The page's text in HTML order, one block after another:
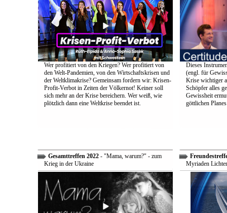
Wer profitiert von den Kriegen? Wer profitiert von
den Welt-Pandemien, von den Wirtschaftskrisen und
der Weltklimakrise? Gemeinsam fordern wir: Krisen-
Profit-Verbot in Zeiten der Völkernot! Keiner soll
sich mehr an der Krise bereichern. Wer weiß, wie
plötzlich dann eine Weltkrise beendet ist.
Dieses
(engl. für
Krise wichtiger
Schöpfer alles
Gewissheit
göttlichen
Gesamttreffen 2022- "Mama, warum?" - zum
Krieg in der Ukraine
Myriaden